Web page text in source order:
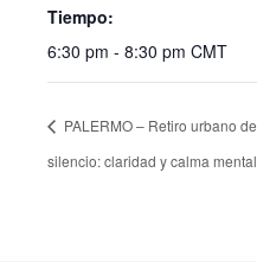
Tiempo:
6:30 pm - 8:30 pm CMT
PALERMO – Retiro urbano de
silencio: claridad y calma mental